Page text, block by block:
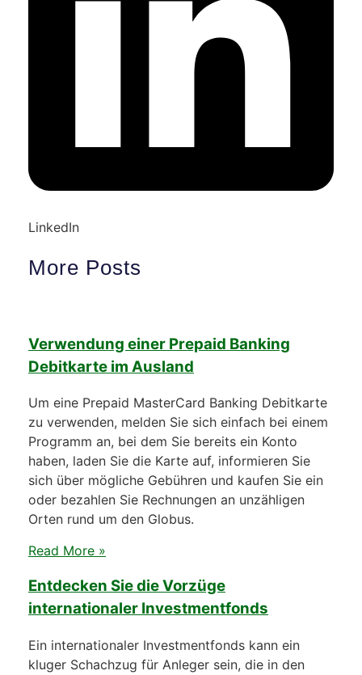
LinkedIn
More Posts
Verwendung einer Prepaid Banking
Debitkarte im Ausland
Um eine Prepaid MasterCard Banking Debitkarte
zu verwenden, melden Sie sich einfach bei einem
Programm an, bei dem Sie bereits ein Konto
haben, laden Sie die Karte auf, informieren Sie
sich über mögliche Gebühren und kaufen Sie ein
oder bezahlen Sie Rechnungen an unzähligen
Orten rund um den Globus.
Read More »
Entdecken Sie die Vorzüge
internationaler Investmentfonds
Ein internationaler Investmentfonds kann ein
kluger Schachzug für Anleger sein, die in den